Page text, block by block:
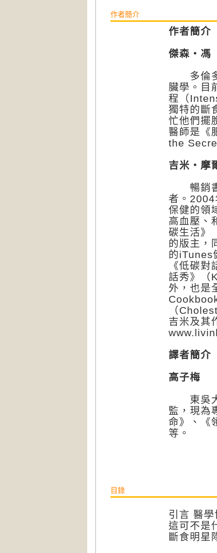
作者簡介
作者簡介
傑森‧馮
多倫多
臟學。目
程（
獨特的斷
忙他們擺
醫師是《
the
吉米‧摩
暢銷書
者。
保健的領
高血壓、
碳生活》
的版主，
的iTunes
《低碳
話秀》（
外，也是
（
吉米及其
譯者簡介
高子梅
東吳大
監，現為
命》、《
等。
目錄
引言 醫
這可不是
斷食明星